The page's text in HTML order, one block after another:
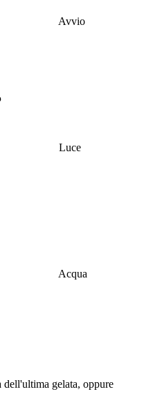
Avvio
Luce
Acqua
dell'ultima gelata, oppure